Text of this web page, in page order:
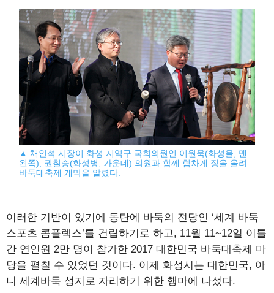
▲ 채인석 시장이 화성 지역구 국회의원인 이원욱(화성을, 맨
왼쪽), 권칠승(화성병, 가운데) 의원과 함께 힘차게 징을 울려
바둑대축제 개막을 알렸다.
이러한 기반이 있기에 동탄에 바둑의 전당인 ‘세계 바둑
스포츠 콤플렉스’를 건립하기로 하고, 11월 11~12일 이틀
간 연인원 2만 명이 참가한 2017 대한민국 바둑대축제 마
당을 펼칠 수 있었던 것이다. 이제 화성시는 대한민국, 아
니 세계바둑 성지로 자리하기 위한 행마에 나섰다.